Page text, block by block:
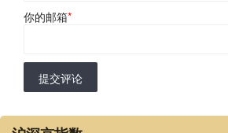
你的邮箱*
提交评论